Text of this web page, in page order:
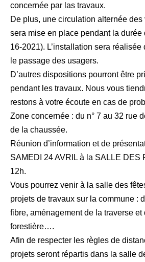
concernée par las travaux.
De plus, une circulation alternée
sera mise en place pendant la durée
16-2021). L’installation sera
le passage des usagers.
D’autres dispositions pourront être
pendant les travaux. Nous vous
restons à votre écoute en cas de
Zone concernée : du n° 7 au 32 rue
de la chaussée.
Réunion d’information et de
SAMEDI 24 AVRIL à la SALLE DES
12h.
Vous pourrez venir à la salle des
projets de travaux sur la commune :
fibre, aménagement de la traverse et
forestière….
Afin de respecter les règles de
projets seront répartis dans la salle